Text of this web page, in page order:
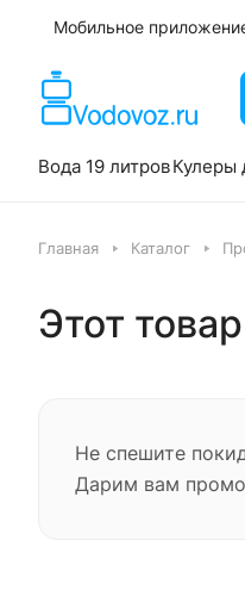
Мобильное
Вода 19 литровКулеры
Главная Каталог
Этот
Не спешите
Дарим вам